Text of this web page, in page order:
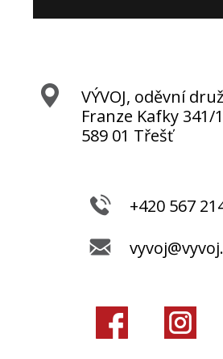
VÝVOJ, oděvní
Franze Kafky 341/
589 01 Třešť
+420 567